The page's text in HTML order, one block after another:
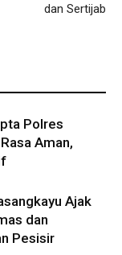
dan Sertijab
Polres
Aman,
Ajak
dan
Pesisir